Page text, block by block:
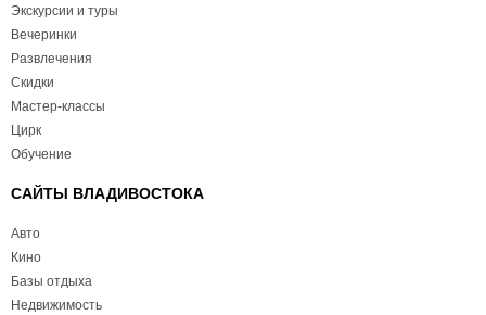
Экскурсии и туры
Вечеринки
Развлечения
Скидки
Мастер-классы
Цирк
Обучение
САЙТЫ ВЛАДИВОСТОКА
Авто
Кино
Базы отдыха
Недвижимость